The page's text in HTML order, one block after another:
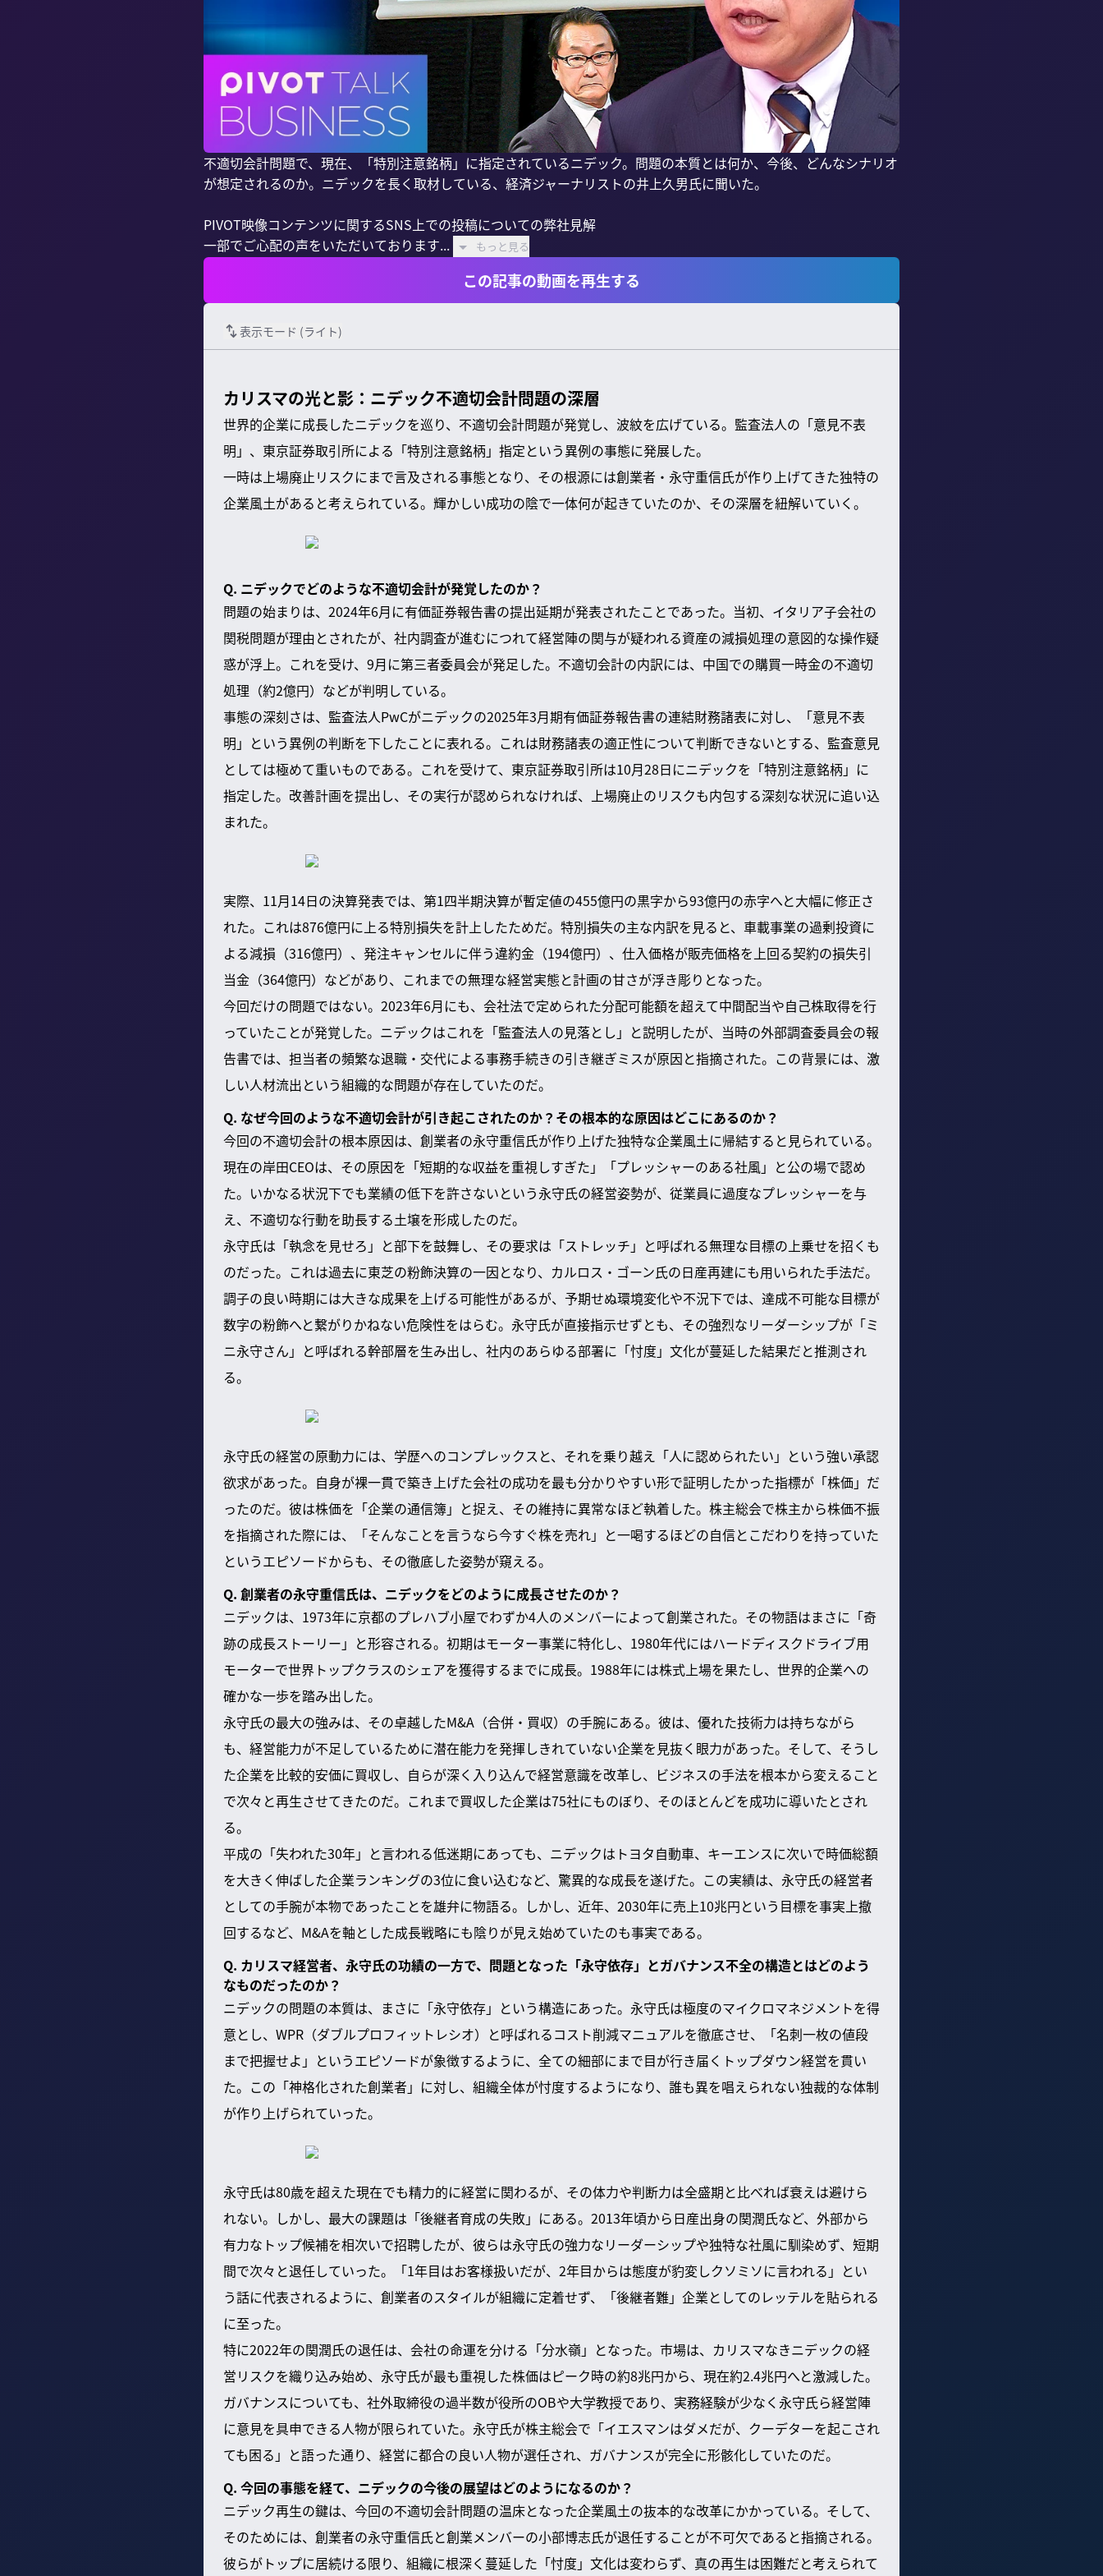
不適切会計問題で、現在、「特別注意銘柄」に指定されているニデック。問題の本質とは何か、今後、どんなシナリオ
が想定されるのか。ニデックを長く取材している、経済ジャーナリストの井上久男氏に聞いた。
PIVOT映像コンテンツに関するSNS上での投稿についての弊社見解
一部でご心配の声をいただいております...
もっと見る
この記事の動画を再生する
表示モード (ライト)
カリスマの光と影：ニデック不適切会計問題の深層
世界的企業に成長したニデックを巡り、不適切会計問題が発覚し、波紋を広げている。監査法人の「意見不表
明」、東京証券取引所による「特別注意銘柄」指定という異例の事態に発展した。
一時は上場廃止リスクにまで言及される事態となり、その根源には創業者・永守重信氏が作り上げてきた独特の
企業風土があると考えられている。輝かしい成功の陰で一体何が起きていたのか、その深層を紐解いていく。
Q. ニデックでどのような不適切会計が発覚したのか？
問題の始まりは、2024年6月に有価証券報告書の提出延期が発表されたことであった。当初、イタリア子会社の
関税問題が理由とされたが、社内調査が進むにつれて経営陣の関与が疑われる資産の減損処理の意図的な操作疑
惑が浮上。これを受け、9月に第三者委員会が発足した。不適切会計の内訳には、中国での購買一時金の不適切
処理（約2億円）などが判明している。
事態の深刻さは、監査法人PwCがニデックの2025年3月期有価証券報告書の連結財務諸表に対し、「意見不表
明」という異例の判断を下したことに表れる。これは財務諸表の適正性について判断できないとする、監査意見
としては極めて重いものである。これを受けて、東京証券取引所は10月28日にニデックを「特別注意銘柄」に
指定した。改善計画を提出し、その実行が認められなければ、上場廃止のリスクも内包する深刻な状況に追い込
まれた。
実際、11月14日の決算発表では、第1四半期決算が暫定値の455億円の黒字から93億円の赤字へと大幅に修正さ
れた。これは876億円に上る特別損失を計上したためだ。特別損失の主な内訳を見ると、車載事業の過剰投資に
よる減損（316億円）、発注キャンセルに伴う違約金（194億円）、仕入価格が販売価格を上回る契約の損失引
当金（364億円）などがあり、これまでの無理な経営実態と計画の甘さが浮き彫りとなった。
今回だけの問題ではない。2023年6月にも、会社法で定められた分配可能額を超えて中間配当や自己株取得を行
っていたことが発覚した。ニデックはこれを「監査法人の見落とし」と説明したが、当時の外部調査委員会の報
告書では、担当者の頻繁な退職・交代による事務手続きの引き継ぎミスが原因と指摘された。この背景には、激
しい人材流出という組織的な問題が存在していたのだ。
Q. なぜ今回のような不適切会計が引き起こされたのか？その根本的な原因はどこにあるのか？
今回の不適切会計の根本原因は、創業者の永守重信氏が作り上げた独特な企業風土に帰結すると見られている。
現在の岸田CEOは、その原因を「短期的な収益を重視しすぎた」「プレッシャーのある社風」と公の場で認め
た。いかなる状況下でも業績の低下を許さないという永守氏の経営姿勢が、従業員に過度なプレッシャーを与
え、不適切な行動を助長する土壌を形成したのだ。
永守氏は「執念を見せろ」と部下を鼓舞し、その要求は「ストレッチ」と呼ばれる無理な目標の上乗せを招くも
のだった。これは過去に東芝の粉飾決算の一因となり、カルロス・ゴーン氏の日産再建にも用いられた手法だ。
調子の良い時期には大きな成果を上げる可能性があるが、予期せぬ環境変化や不況下では、達成不可能な目標が
数字の粉飾へと繋がりかねない危険性をはらむ。永守氏が直接指示せずとも、その強烈なリーダーシップが「ミ
ニ永守さん」と呼ばれる幹部層を生み出し、社内のあらゆる部署に「忖度」文化が蔓延した結果だと推測され
る。
永守氏の経営の原動力には、学歴へのコンプレックスと、それを乗り越え「人に認められたい」という強い承認
欲求があった。自身が裸一貫で築き上げた会社の成功を最も分かりやすい形で証明したかった指標が「株価」だ
ったのだ。彼は株価を「企業の通信簿」と捉え、その維持に異常なほど執着した。株主総会で株主から株価不振
を指摘された際には、「そんなことを言うなら今すぐ株を売れ」と一喝するほどの自信とこだわりを持っていた
というエピソードからも、その徹底した姿勢が窺える。
Q. 創業者の永守重信氏は、ニデックをどのように成長させたのか？
ニデックは、1973年に京都のプレハブ小屋でわずか4人のメンバーによって創業された。その物語はまさに「奇
跡の成長ストーリー」と形容される。初期はモーター事業に特化し、1980年代にはハードディスクドライブ用
モーターで世界トップクラスのシェアを獲得するまでに成長。1988年には株式上場を果たし、世界的企業への
確かな一歩を踏み出した。
永守氏の最大の強みは、その卓越したM&A（合併・買収）の手腕にある。彼は、優れた技術力は持ちながら
も、経営能力が不足しているために潜在能力を発揮しきれていない企業を見抜く眼力があった。そして、そうし
た企業を比較的安価に買収し、自らが深く入り込んで経営意識を改革し、ビジネスの手法を根本から変えること
で次々と再生させてきたのだ。これまで買収した企業は75社にものぼり、そのほとんどを成功に導いたとされ
る。
平成の「失われた30年」と言われる低迷期にあっても、ニデックはトヨタ自動車、キーエンスに次いで時価総額
を大きく伸ばした企業ランキングの3位に食い込むなど、驚異的な成長を遂げた。この実績は、永守氏の経営者
としての手腕が本物であったことを雄弁に物語る。しかし、近年、2030年に売上10兆円という目標を事実上撤
回するなど、M&Aを軸とした成長戦略にも陰りが見え始めていたのも事実である。
Q. カリスマ経営者、永守氏の功績の一方で、問題となった「永守依存」とガバナンス不全の構造とはどのよう
なものだったのか？
ニデックの問題の本質は、まさに「永守依存」という構造にあった。永守氏は極度のマイクロマネジメントを得
意とし、WPR（ダブルプロフィットレシオ）と呼ばれるコスト削減マニュアルを徹底させ、「名刺一枚の値段
まで把握せよ」というエピソードが象徴するように、全ての細部にまで目が行き届くトップダウン経営を貫い
た。この「神格化された創業者」に対し、組織全体が忖度するようになり、誰も異を唱えられない独裁的な体制
が作り上げられていった。
永守氏は80歳を超えた現在でも精力的に経営に関わるが、その体力や判断力は全盛期と比べれば衰えは避けら
れない。しかし、最大の課題は「後継者育成の失敗」にある。2013年頃から日産出身の関潤氏など、外部から
有力なトップ候補を相次いで招聘したが、彼らは永守氏の強力なリーダーシップや独特な社風に馴染めず、短期
間で次々と退任していった。「1年目はお客様扱いだが、2年目からは態度が豹変しクソミソに言われる」とい
う話に代表されるように、創業者のスタイルが組織に定着せず、「後継者難」企業としてのレッテルを貼られる
に至った。
特に2022年の関潤氏の退任は、会社の命運を分ける「分水嶺」となった。市場は、カリスマなきニデックの経
営リスクを織り込み始め、永守氏が最も重視した株価はピーク時の約8兆円から、現在約2.4兆円へと激減した。
ガバナンスについても、社外取締役の過半数が役所のOBや大学教授であり、実務経験が少なく永守氏ら経営陣
に意見を具申できる人物が限られていた。永守氏が株主総会で「イエスマンはダメだが、クーデターを起こされ
ても困る」と語った通り、経営に都合の良い人物が選任され、ガバナンスが完全に形骸化していたのだ。
Q. 今回の事態を経て、ニデックの今後の展望はどのようになるのか？
ニデック再生の鍵は、今回の不適切会計問題の温床となった企業風土の抜本的な改革にかかっている。そして、
そのためには、創業者の永守重信氏と創業メンバーの小部博志氏が退任することが不可欠であると指摘される。
彼らがトップに居続ける限り、組織に根深く蔓延した「忖度」文化は変わらず、真の再生は困難だと考えられて